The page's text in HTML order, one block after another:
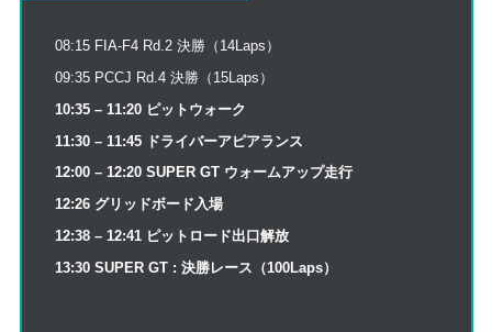
08:15 FIA-F4 Rd.2 決勝（14Laps）
09:35 PCCJ Rd.4 決勝（15Laps）
10:35 – 11:20 ピットウォーク
11:30 – 11:45 ドライバーアピアランス
12:00 – 12:20 SUPER GT ウォームアップ走行
12:26 グリッドボード入場
12:38 – 12:41 ピットロード出口解放
13:30 SUPER GT : 決勝レース（100Laps）